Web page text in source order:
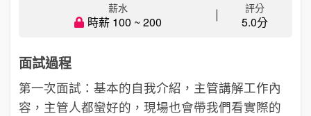
薪水
時薪 100 ~ 200
評分
5.0分
面試過程
第一次面試：基本的自我介紹，主管講解工作內
容，主管人都蠻好的，現場也會帶我們看實際的